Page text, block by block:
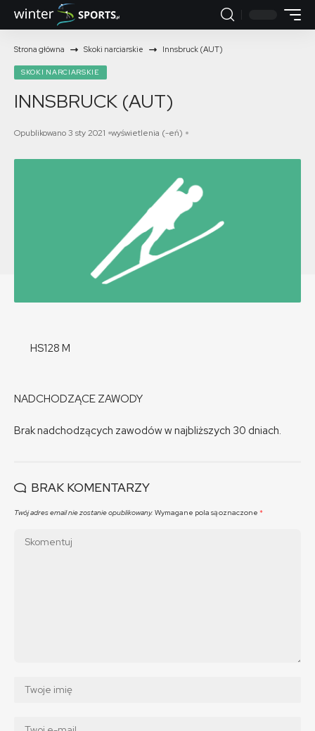
Strona główna Skoki narciarskie Innsbruck (AUT)
SKOKI NARCIARSKIE
INNSBRUCK (AUT)
Opublikowano 3 sty 2021 wyświetlenia (-eń)
HS128 M
NADCHODZĄCE ZAWODY
Brak nadchodzących zawodów w najbliższych 30 dniach.
BRAK KOMENTARZY
Twój adres email nie zostanie opublikowany. Wymagane pola są oznaczone *